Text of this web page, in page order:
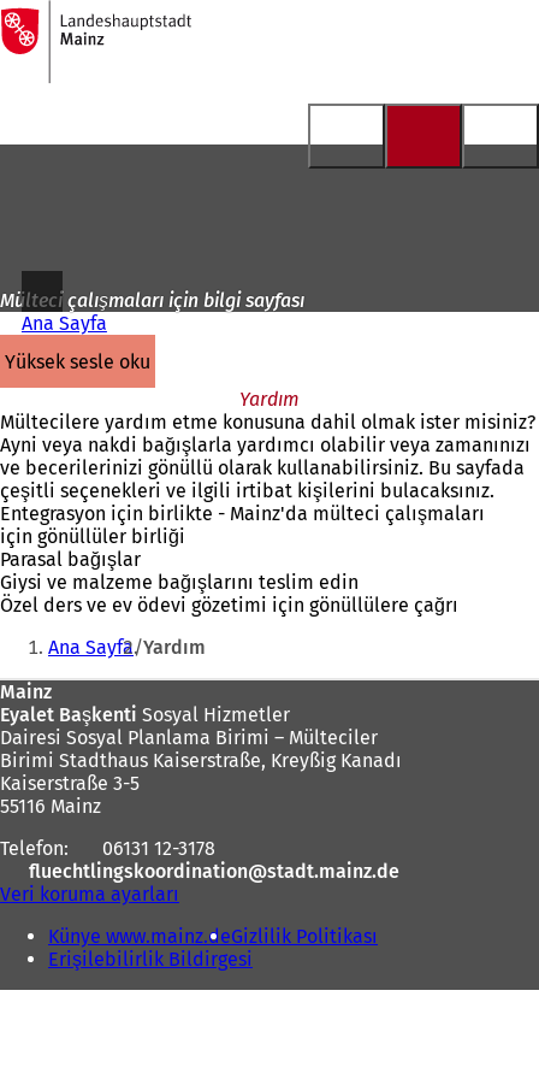
İçeriğe atla
Ana
sayfaya
Mülteci çalışmaları için bilgi sayfası
Ana Sayfa
yüksek sesle oku
Yardım
Mültecilere yardım etme konusuna dahil olmak ister misiniz?
Ayni veya nakdi bağışlarla yardımcı olabilir veya zamanınızı
ve becerilerinizi gönüllü olarak kullanabilirsiniz. Bu sayfada
çeşitli seçenekleri ve ilgili irtibat kişilerini bulacaksınız.
Entegrasyon için birlikte - Mainz'da mülteci çalışmaları
için gönüllüler birliği
Parasal bağışlar
Giysi ve malzeme bağışlarını teslim edin
Özel ders ve ev ödevi gözetimi için gönüllülere çağrı
Buradasınız:
Ana Sayfa Yardım
Ayak
bölgesi
Mainz
Eyalet Başkenti Sosyal Hizmetler
Dairesi Sosyal Planlama Birimi – Mülteciler
Birimi Stadthaus Kaiserstraße, Kreyßig Kanadı
Kaiserstraße 3-5
55116 Mainz
Telefon:
06131 12-3178
fluechtlingskoordination
stadt.mainz de
Veri koruma ayarları
Künye www.mainz.deGizlilik Politikası
Erişilebilirlik Bildirgesi